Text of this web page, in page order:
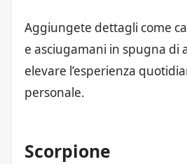
Aggiungete dettagli come
e asciugamani in spugna di
elevare l’esperienza
personale.
Scorpione